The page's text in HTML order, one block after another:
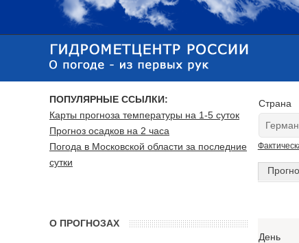
Страна
День
ПОПУЛЯРНЫЕ ССЫЛКИ:
Карты прогноза температуры на 1-5 суток
Прогноз осадков на 2 часа
Погода в Московской области за последние
сутки
О ПРОГНОЗАХ